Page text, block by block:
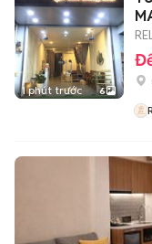
1 phút trước 6